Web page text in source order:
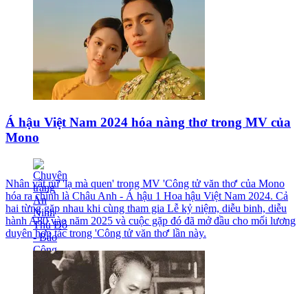
Á hậu Việt Nam 2024 hóa nàng thơ trong MV của
Mono
Nhân vật nữ 'lạ mà quen' trong MV 'Công tử văn thơ' của Mono
hóa ra chính là Châu Anh - Á hậu 1 Hoa hậu Việt Nam 2024. Cả
hai từng gặp nhau khi cùng tham gia Lễ kỷ niệm, diễu binh, diễu
hành A80 vào năm 2025 và cuộc gặp đó đã mở đầu cho mối lương
duyên hợp tác trong 'Công tử văn thơ' lần này.